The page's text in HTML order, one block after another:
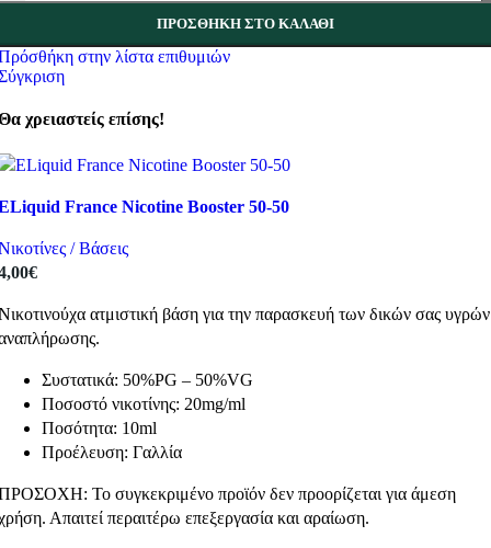
ΠΡΟΣΘΉΚΗ ΣΤΟ ΚΑΛΆΘΙ
στην λίστα επιθυμιών
χρειαστείς επίσης!
France Nicotine Booster 50-50
/ Βάσεις
€
ατμιστική βάση για την παρασκευή των δικών σας υγρών
Συστατικά: 50%PG – 50%VG
Ποσοστό νικοτίνης: 20mg/ml
Ποσότητα: 10ml
Προέλευση: Γαλλία
Το συγκεκριμένο προϊόν δεν προορίζεται για άμεση
Απαιτεί περαιτέρω επεξεργασία και αραίωση.